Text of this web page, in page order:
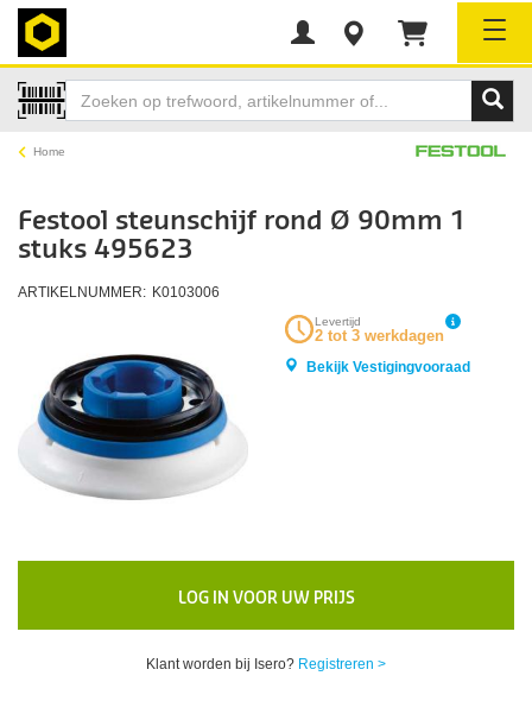
Home
Festool steunschijf rond Ø 90mm 1
stuks 495623
ARTIKELNUMMER: K0103006
Levertijd
2 tot 3 werkdagen
Bekijk Vestigingvooraad
LOG IN VOOR UW PRIJS
Klant worden bij Isero? Registreren >